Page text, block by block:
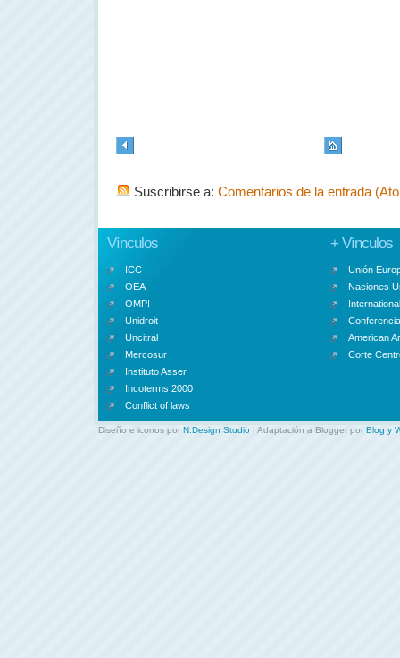
Suscribirse a: Comentarios de la entrada
Vínculos
ICC
OEA
OMPI
Unidroit
Uncitral
Mercosur
Instituto Asser
Incoterms 2000
Conflict of laws
+ Vínculos
Unión
Naciones
American
Corte
Diseño e iconos por N.Design Studio | Adaptación a Blogger por Blog y